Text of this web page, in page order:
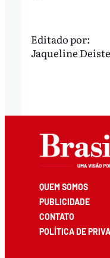
Editado por:
Jaqueline
QUEM SOMOS
PUBLICIDADE
CONTATO
POLÍTICA DE